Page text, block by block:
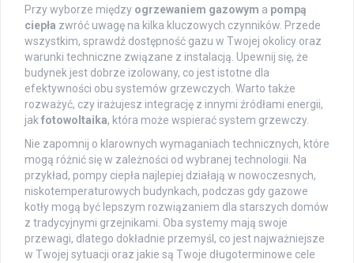
Przy wyborze między ogrzewaniem gazowym a pompą
ciepła zwróć uwagę na kilka kluczowych czynników. Przede
wszystkim, sprawdź dostępność gazu w Twojej okolicy oraz
warunki techniczne związane z instalacją. Upewnij się, że
budynek jest dobrze izolowany, co jest istotne dla
efektywności obu systemów grzewczych. Warto także
rozważyć, czy irażujesz integrację z innymi źródłami energii,
jakfotowoltaika, która może wspierać system grzewczy.
Nie zapomnij o klarownych wymaganiach technicznych, które
mogą różnić się w zależności od wybranej technologii. Na
przykład, pompy ciepła najlepiej działają w nowoczesnych,
niskotemperaturowych budynkach, podczas gdy gazowe
kotły mogą być lepszym rozwiązaniem dla starszych domów
z tradycyjnymi grzejnikami. Oba systemy mają swoje
przewagi, dlatego dokładnie przemyśl, co jest najważniejsze
w Twojej sytuacji oraz jakie są Twoje długoterminowe cele